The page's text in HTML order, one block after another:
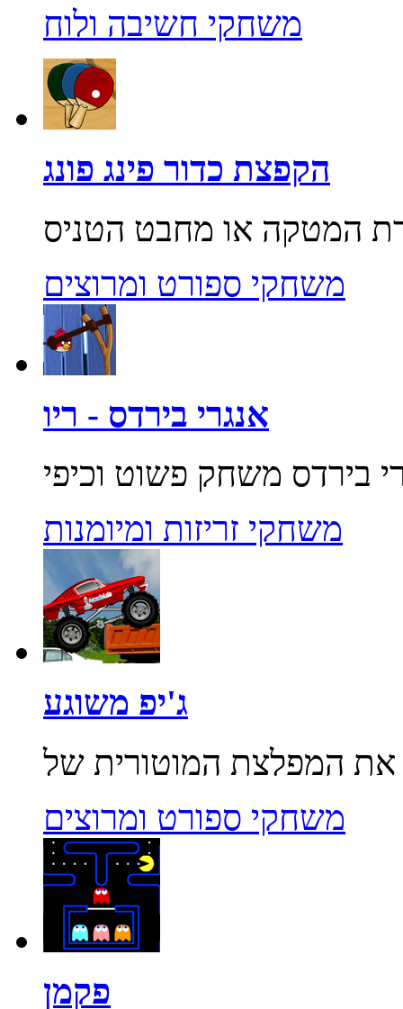
משחקי חשיבה ולוח
הקפצת כדור פינג פונג
משחקי ספורט ומרוצים
אנגרי בירדס - ריו
משחקי זריזות ומיומנות
ג'יפ משוגע
משחקי ספורט ומרוצים
פקמן